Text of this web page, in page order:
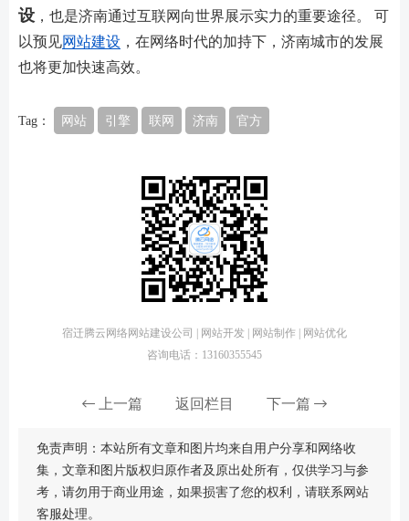
设 ，也是济南通过互联网向世界展示实力的重要途径。 可
以预见网站建设 ，在网络时代的加持下，济南城市的发展
也将更加快速高效。
Tag： 网站 引擎 联网 济南 官方
宿迁腾云网络网站建设公司 | 网站开发 | 网站制作 | 网站优化
咨询电话：13160355545
上一篇 返回栏目 下一篇
免责声明：本站所有文章和图片均来自用户分享和网络收
集，文章和图片版权归原作者及原出处所有，仅供学习与参
考，请勿用于商业用途，如果损害了您的权利，请联系网站
客服处理。